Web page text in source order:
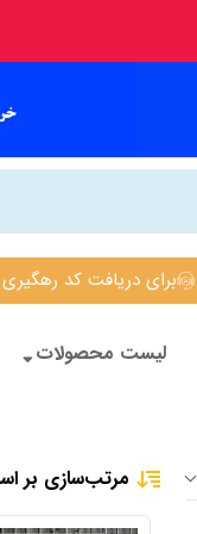
برای دریافت کد رهگیری روی
لیست محصولات
مرتب‌سازی بر